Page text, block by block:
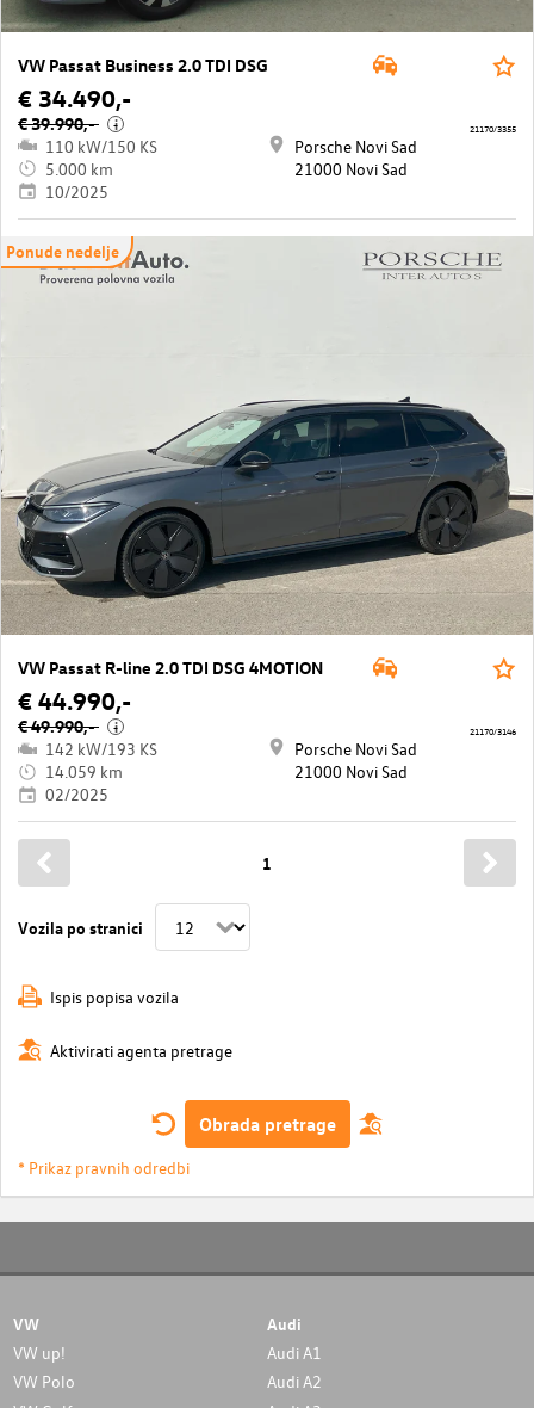
VW Passat Business 2.0 TDI DSG
€ 34.490,-
€ 39.990,- i
110 kW/150 KS
5.000 km
10/2025
Porsche Novi Sad
21000 Novi Sad
21170/3355
Ponude nedelje
VW Passat R-line 2.0 TDI DSG 4MOTION
€ 44.990,-
€ 49.990,- i
142 kW/193 KS
14.059 km
02/2025
Porsche Novi Sad
21000 Novi Sad
21170/3146
Vozila po stranici
1
Ispis popisa vozila
Aktivirati agenta pretrage
Obrada pretrage
* Prikaz pravnih odredbi
VW
VW up!
VW Polo
Audi
Audi A1
Audi A2